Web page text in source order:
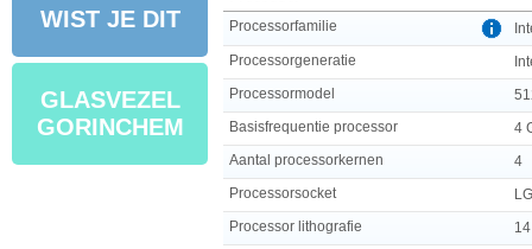
WIST JE DIT
GLASVEZEL
GORINCHEM
Processorfamilie
Processorgeneratie
Processormodel
Basisfrequentie processor
4
Aantal processorkernen
4
Processorsocket
Processor lithografie